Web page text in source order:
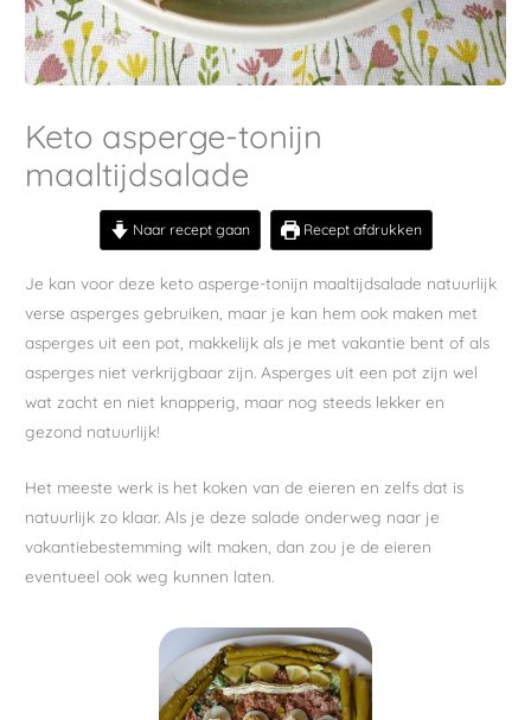
Keto asperge-tonijn
maaltijdsalade
Naar recept gaan Recept afdrukken
Je kan voor deze keto asperge-tonijn maaltijdsalade natuurlijk
verse asperges gebruiken, maar je kan hem ook maken met
asperges uit een pot, makkelijk als je met vakantie bent of als
asperges niet verkrijgbaar zijn. Asperges uit een pot zijn wel
wat zacht en niet knapperig, maar nog steeds lekker en
gezond natuurlijk!
Het meeste werk is het koken van de eieren en zelfs dat is
natuurlijk zo klaar. Als je deze salade onderweg naar je
vakantiebestemming wilt maken, dan zou je de eieren
eventueel ook weg kunnen laten.